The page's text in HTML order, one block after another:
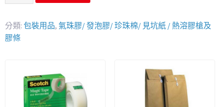
分類: 包裝用品, 氣珠膠/ 發泡膠/ 珍珠棉/ 見坑紙 / 熱溶膠槍及
膠條